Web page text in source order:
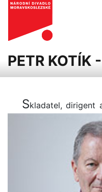
PETR KOTÍK
Skladatel, dirigent